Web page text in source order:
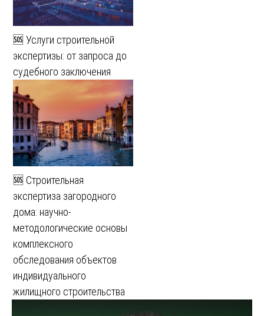
🆘 Услуги строительной
экспертизы: от запроса до
судебного заключения
🆘 Строительная
экспертиза загородного
дома: научно-
методологические основы
комплексного
обследования объектов
индивидуального
жилищного строительства